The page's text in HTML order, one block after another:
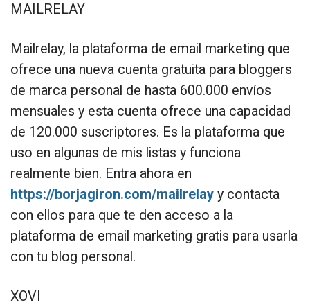
MAILRELAY
Mailrelay, la plataforma de email marketing que
ofrece una nueva cuenta gratuita para bloggers
de marca personal de hasta 600.000 envíos
mensuales y esta cuenta ofrece una capacidad
de 120.000 suscriptores. Es la plataforma que
uso en algunas de mis listas y funciona
realmente bien. Entra ahora en
https://borjagiron.com/mailrelay y contacta
con ellos para que te den acceso a la
plataforma de email marketing gratis para usarla
con tu blog personal.
XOVI